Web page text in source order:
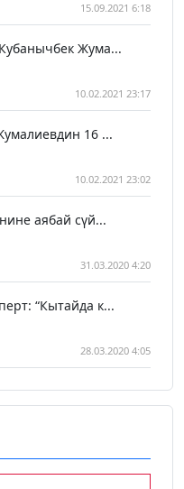
15.09.2021 6:18
Жума...
10.02.2021 23:17
16 ...
10.02.2021 23:02
аябай сүй...
31.03.2020 4:20
“Кытайда к...
28.03.2020 4:05